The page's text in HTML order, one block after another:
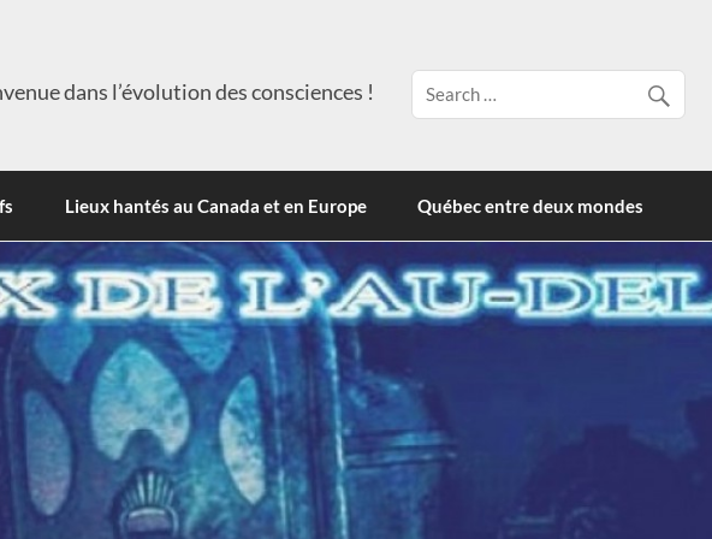
dans l’évolution des consciences !
Lieux hantés au Canada et en Europe Québec entre deux mondes